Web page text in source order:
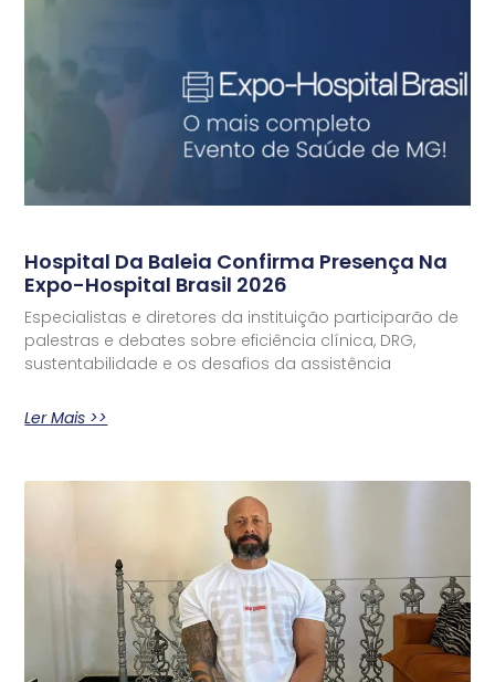
Hospital Da Baleia Confirma Presença Na
Expo-Hospital Brasil 2026
Especialistas e diretores da instituição participarão de
palestras e debates sobre eficiência clínica, DRG,
sustentabilidade e os desafios da assistência
Ler Mais >>